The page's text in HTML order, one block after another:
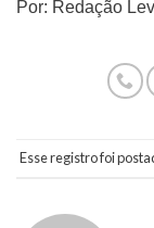
Por: Redação
Esse registro foi